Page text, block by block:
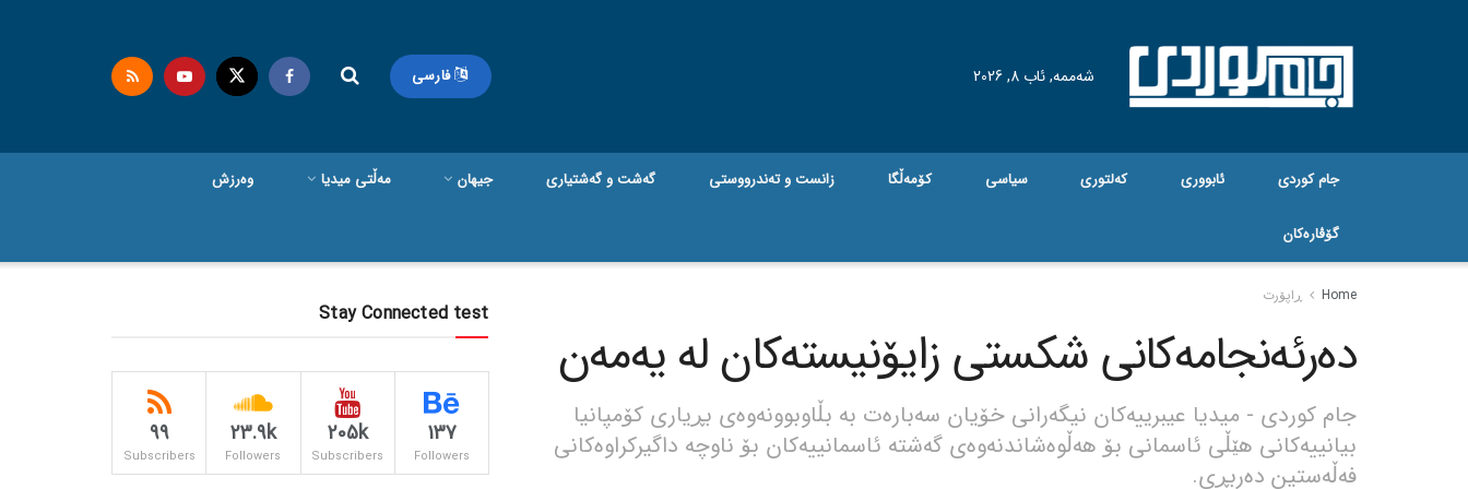
شەممە, ئاب 8, 2026 فارسی
جام کوردی ئابووری کەلتوری سیاسی کۆمەڵگا زانست و تەندرووستی گه‌شت و گه‌شتیاری جیهان مەڵتی میدیا وەرزش
گۆڤاره‌کان
Home ڕاپۆرت
دەرئەنجامەکانی شکستی زایۆنیستەکان لە یەمەن
جام کوردی - میدیا عیبرییەکان نیگەرانی خۆیان سەبارەت بە بڵاوبوونەوەی بڕیاری کۆمپانیا
بیانییەکانی هێڵی ئاسمانی بۆ هەڵوەشاندنەوەی گەشتە ئاسمانییەکان بۆ ناوچە داگیرکراوەکانی
فەڵەستین دەربڕی.
Stay Connected test
137
Followers
205k
Subscribers
23.9k
Followers
99
Subscribers